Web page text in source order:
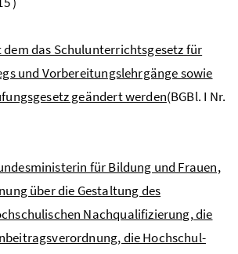
dem das Schulunterrichtsgesetz für
und Vorbereitungslehrgänge sowie
geändert werden(BGBl. I Nr.
für Bildung und Frauen,
über die Gestaltung des
Nachqualifizierung, die
die Hochschul-